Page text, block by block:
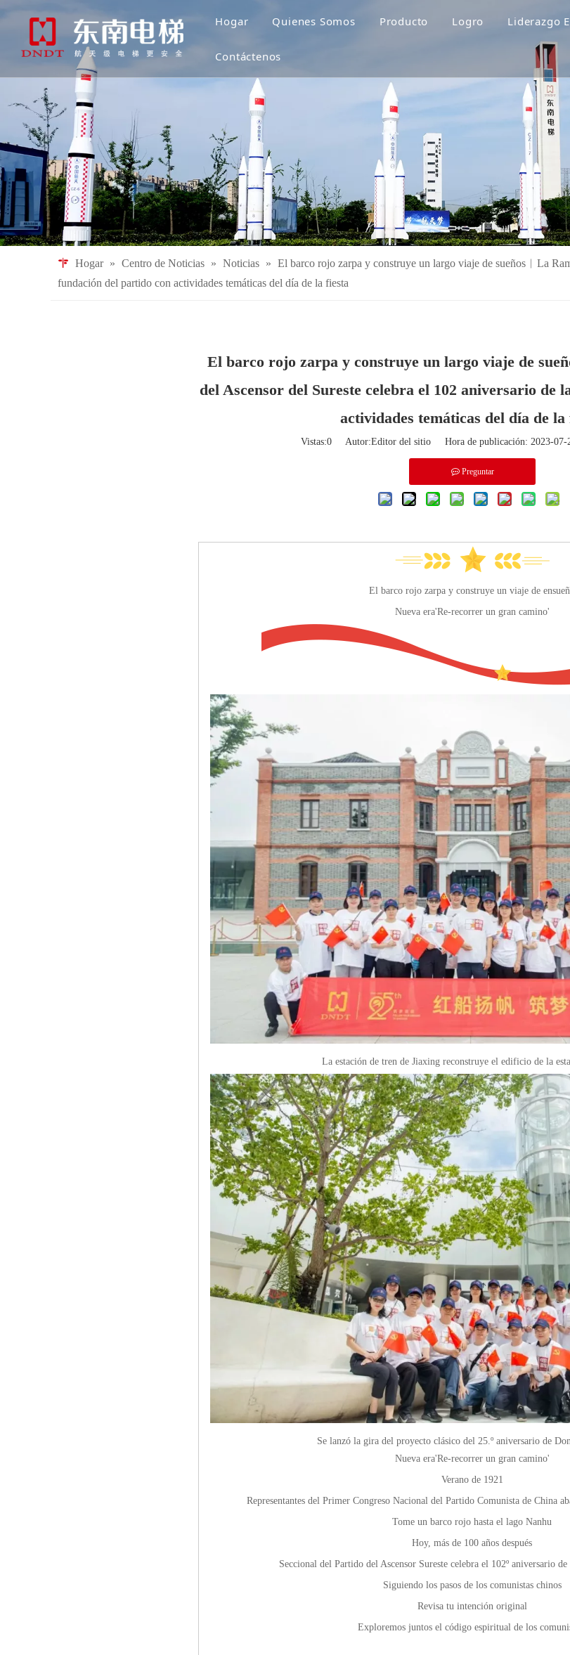
Hogar Quienes Somos Producto Logro Liderazgo
Contáctenos
Hogar » Centro de Noticias » Noticias » El barco rojo zarpa y construye un largo viaje de sueños︱La
fundación del partido con actividades temáticas del día de la fiesta
El barco rojo zarpa y construye un largo viaje de
del Ascensor del Sureste celebra el 102 aniversario de
actividades temáticas del día de la
Vistas:0 Autor:Editor del sitio Hora de publicación: 2023-
Preguntar
El barco rojo zarpa y construye un viaje de
Nueva era'Re-recorrer un gran camino'
La estación de tren de Jiaxing reconstruye el edificio de la
Se lanzó la gira del proyecto clásico del 25.º aniversario de
Nueva era'Re-recorrer un gran camino'
Verano de 1921
Representantes del Primer Congreso Nacional del Partido Comunista de China
Tome un barco rojo hasta el lago Nanhu
Hoy, más de 100 años después
Seccional del Partido del Ascensor Sureste celebra el 102º aniversario
Siguiendo los pasos de los comunistas chinos
Revisa tu intención original
Exploremos juntos el código espiritual de los